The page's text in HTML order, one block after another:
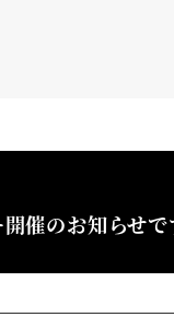
催のお知らせで